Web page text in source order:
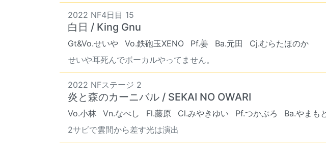
2022 NF4日目 15
白日 / King Gnu
Gt&Vo.せいや Vo.鉄砲玉XENO Pf.姜 Ba.元田
Cj.むらたほのか
せいや耳死んでボーカルやってません。
2022 NFステージ 2
炎と森のカーニバル / SEKAI NO OWARI
Vo.小林 Vn.なべし Fl.藤原 Cl.みやきゆい Pf.つかぷろ Ba.やまも
2サビで雲間から差す光は演出